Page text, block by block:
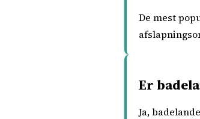
De mest
Er
Ja,